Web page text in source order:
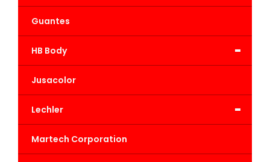
Guantes
-
HB Body
Jusacolor
-
Lechler
Martech Corporation